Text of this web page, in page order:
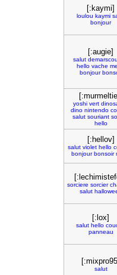
[:kaymi]
loulou kaymi
bonjour
[:augie]
salut
hello vache
bonjour
yoshi vert
dino nintendo
salut souriant
hello
[:hellov]
salut violet hello
bonjour bonsoir
sorciere sorcier
salut
[:lox]
salut hello
panneau
salut